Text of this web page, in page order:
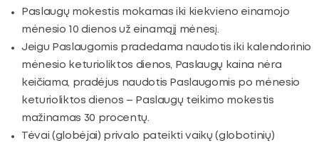
Paslaugų mokestis mokamas iki kiekvieno einamojo
mėnesio 10 dienos už einamąjį mėnesį.
Jeigu Paslaugomis pradedama naudotis iki kalendorinio
mėnesio keturioliktos dienos, Paslaugų kaina nėra
keičiama, pradėjus naudotis Paslaugomis po mėnesio
keturioliktos dienos – Paslaugų teikimo mokestis
mažinamas 30 procentų.
Tėvai (globėjai) privalo pateikti vaikų (globotinių)